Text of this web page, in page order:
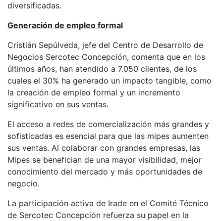
diversificadas.
Generación de empleo formal
Cristián Sepúlveda, jefe del Centro de Desarrollo de
Negocios Sercotec Concepción, comenta que en los
últimos años, han atendido a 7.050 clientes, de los
cuales el 30% ha generado un impacto tangible, como
la creación de empleo formal y un incremento
significativo en sus ventas.
El acceso a redes de comercialización más grandes y
sofisticadas es esencial para que las mipes aumenten
sus ventas. Al colaborar con grandes empresas, las
Mipes se benefician de una mayor visibilidad, mejor
conocimiento del mercado y más oportunidades de
negocio.
La participación activa de Irade en el Comité Técnico
de Sercotec Concepción refuerza su papel en la